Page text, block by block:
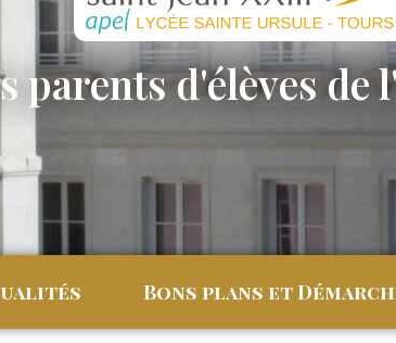
parents d'élèves
Bons plans et